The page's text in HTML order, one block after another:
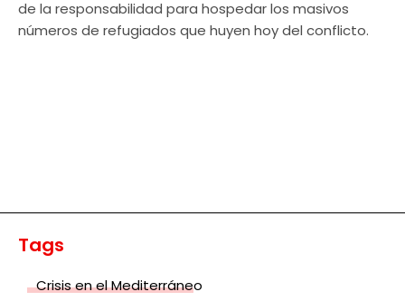
de la responsabilidad para hospedar los masivos
números de refugiados que huyen hoy del conflicto.
Tags
Crisis en el Mediterráneo